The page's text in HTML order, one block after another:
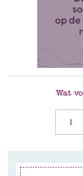
Wat
1